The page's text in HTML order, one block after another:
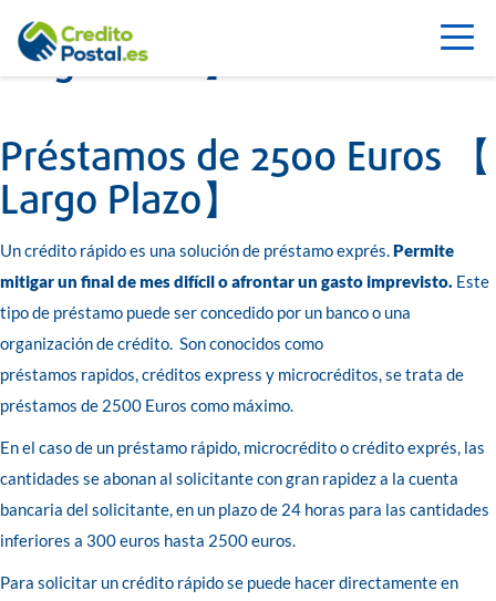
Préstamos de 2500 Euros 【
Largo Plazo】
Préstamos de 2500 Euros 【
Largo Plazo】
Un crédito rápido es una solución de préstamo exprés.Permite
mitigar un final de mes difícil o afrontar un gasto imprevisto. Este
tipo de préstamo puede ser concedido por un banco o una
organización de crédito. Son conocidos como
préstamos rapidos, créditos express y microcréditos, se trata de
préstamos de 2500 Euros como máximo.
En el caso de un préstamo rápido, microcrédito o crédito exprés, las
cantidades se abonan al solicitante con gran rapidez a la cuenta
bancaria del solicitante, en un plazo de 24 horas para las cantidades
inferiores a 300 euros hasta 2500 euros.
Para solicitar un crédito rápido se puede hacer directamente en